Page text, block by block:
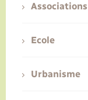
Associations
Ecole
Urbanisme